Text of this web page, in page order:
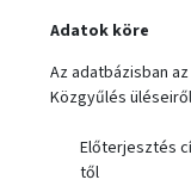
Adatok köre
Az adatbázisban
Közgyűlés
Előterjesztés
től